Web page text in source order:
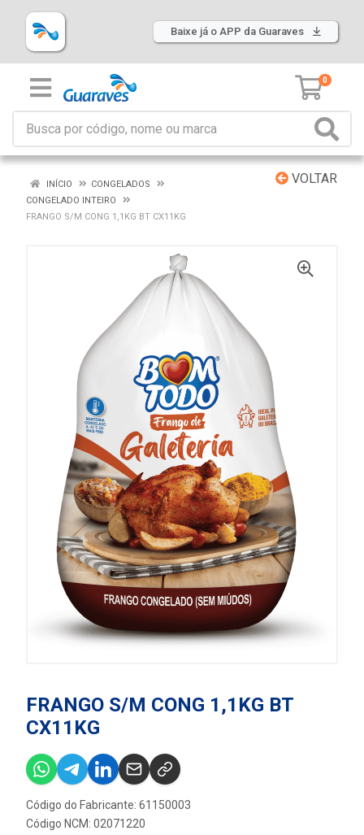
Baixe já o APP da Guaraves
0
VOLTAR
INÍCIO
CONGELADOS
CONGELADO INTEIRO
FRANGO S/M CONG 1,1KG BT CX11KG
FRANGO S/M CONG 1,1KG BT
CX11KG
Código do Fabricante: 61150003
Código NCM: 02071220